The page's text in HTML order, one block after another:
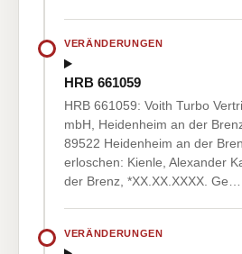
VERÄNDERUNGEN
HRB 661059
HRB 661059: Voith Turbo
mbH, Heidenheim an der
89522 Heidenheim an der
erloschen: Kienle, Alexander
der Brenz, *XX.XX.XXXX. Ge…
VERÄNDERUNGEN